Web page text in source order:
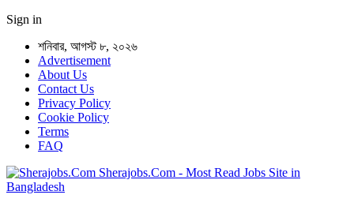
Sign in
শনিবার, আগস্ট ৮, ২০২৬
Advertisement
About Us
Contact Us
Privacy Policy
Cookie Policy
Terms
FAQ
Sherajobs.Com - Most Read Jobs Site in
Bangladesh